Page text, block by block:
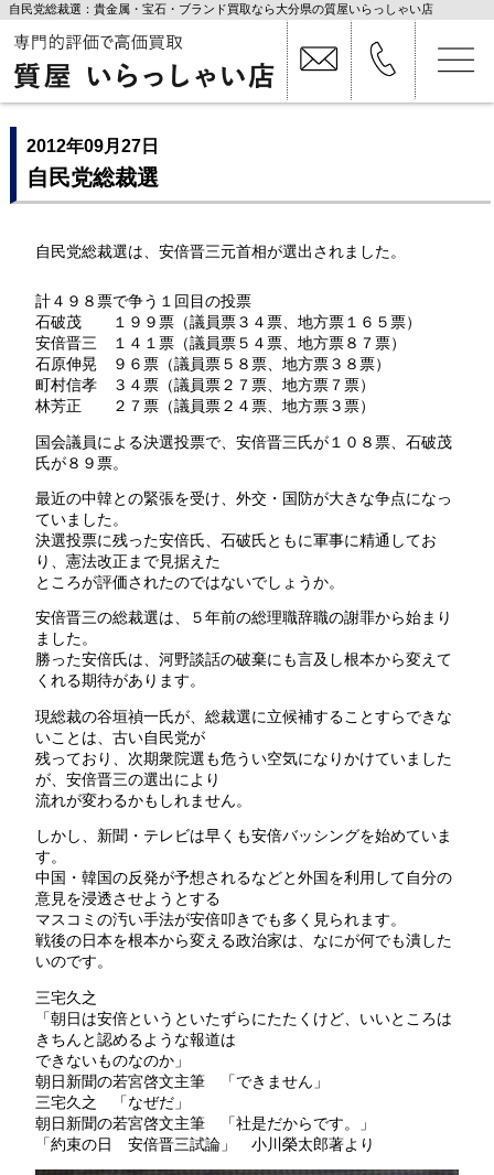
自民党総裁選：貴金属・宝石・ブランド買取なら大分県の質屋いらっしゃい店
2012年09月27日
自民党総裁選
自民党総裁選は、安倍晋三元首相が選出されました。
計４９８票で争う１回目の投票
石破茂 １９９票（議員票３４票、地方票１６５票）
安倍晋三 １４１票（議員票５４票、地方票８７票）
石原伸晃 ９６票（議員票５８票、地方票３８票）
町村信孝 ３４票（議員票２７票、地方票７票）
林芳正 ２７票（議員票２４票、地方票３票）
国会議員による決選投票で、安倍晋三氏が１０８票、石破茂
氏が８９票。
最近の中韓との緊張を受け、外交・国防が大きな争点になっ
ていました。
決選投票に残った安倍氏、石破氏ともに軍事に精通してお
り、憲法改正まで見据えた
ところが評価されたのではないでしょうか。
安倍晋三の総裁選は、５年前の総理職辞職の謝罪から始まり
ました。
勝った安倍氏は、河野談話の破棄にも言及し根本から変えて
くれる期待があります。
現総裁の谷垣禎一氏が、総裁選に立候補することすらできな
いことは、古い自民党が
残っており、次期衆院選も危うい空気になりかけていました
が、安倍晋三の選出により
流れが変わるかもしれません。
しかし、新聞・テレビは早くも安倍バッシングを始めていま
す。
中国・韓国の反発が予想されるなどと外国を利用して自分の
意見を浸透させようとする
マスコミの汚い手法が安倍叩きでも多く見られます。
戦後の日本を根本から変える政治家は、なにが何でも潰した
いのです。
三宅久之
「朝日は安倍というといたずらにたたくけど、いいところは
きちんと認めるような報道は
できないものなのか」
朝日新聞の若宮啓文主筆 「できません」
三宅久之 「なぜだ」
朝日新聞の若宮啓文主筆 「社是だからです。」
「約束の日 安倍晋三試論」 小川榮太郎著より